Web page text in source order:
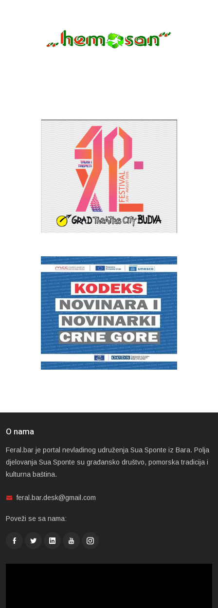
O nama
Feral.bar je portal nevladinog udruženja Sua Sponte iz Bara. Polja
djelovanja Sua Sponte su građansko društvo, pomorska tradicija i
kulturna baština.
feral.bar.desk@gmail.com
Poveži se sa nama: